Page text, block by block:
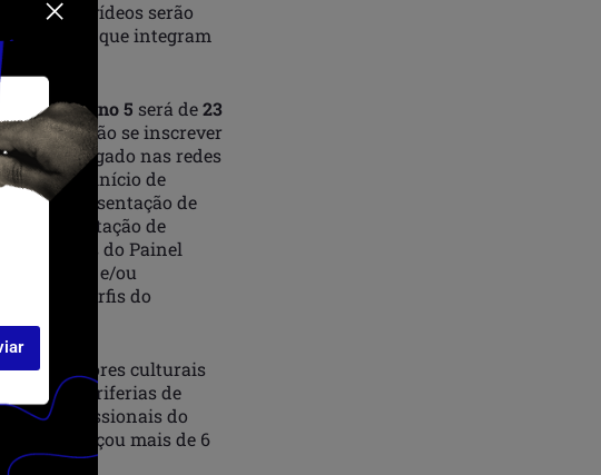
Os vídeos serão
culturais que integram
FTS / Ano 5 será de23
Poderão se inscrever
será divulgado nas redes
no início de
apresentação de
apresentação de
do Painel
iniciantes e/ou
nos perfis do
agitadores culturais
das periferias de
profissionais do
já alcançou mais de 6